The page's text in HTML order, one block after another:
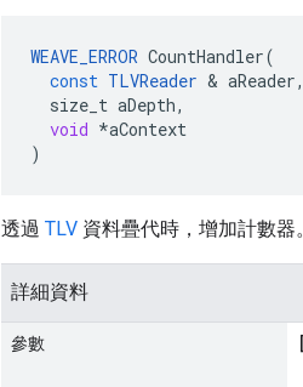
WEAVE_ERROR CountHandler(
const TLVReader & aReader,
size_t aDepth,
void *aContext
)
透過 TLV 資料疊代時，增加計數器。
詳細資料
參數